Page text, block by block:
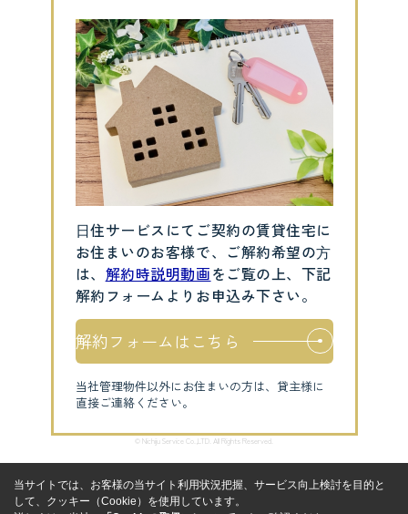
⽇住サービスにてご契約の賃貸住宅に
お住まいのお客様で、ご解約希望の⽅
は、 解約時説明動画をご覧の上、下記
解約フォームよりお申込み下さい。
解約フォームはこちら
当社管理物件以外にお住まいの方は、貸主様に
直接ご連絡ください。
© Nichiju Service Co.,LTD. All Rights Reserved.
当サイトでは、お客様の当サイト利用状況把握、サービス向上検討を目的と
して、クッキー（Cookie）を使用しています。